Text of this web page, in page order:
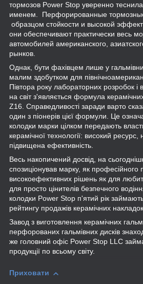
тормозов Power Stop уверенно
именем. Перфорированные
образцом стойкости и высокой
они обеспечивают практически весь
автомобилей американского,
рынков.
Однак, бути фахівцем лише у
малим здобутком для
Півтора року лабораторних розробок і
на світ з'являється формула
Z16. Справедливості заради варто
один з піонерів цієї формули. Це
колодки марки цілком передають
керамічної технології: високий ресурс,
підвищена ефективність.
Весь накопичений досвід, на
спозиціонував марку, як професійного
високоефективних рішень як для
для просто цінителів безпечного
колодки Power Stop п'ятий рік займають
рейтингу продажів керамічних
Завод з виготовлення керамічних
перфорованих гальмівних дисків
же головний офіс Power Stop LLC
продукції по всьому світу.
Приховати